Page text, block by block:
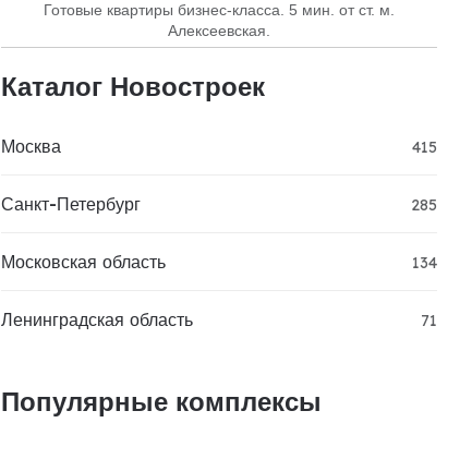
Готовые квартиры бизнес-класса. 5 мин. от ст. м.
Алексеевская.
Каталог Новостроек
Москва 415
Санкт-Петербург 285
Московская область 134
Ленинградская область 71
Популярные комплексы